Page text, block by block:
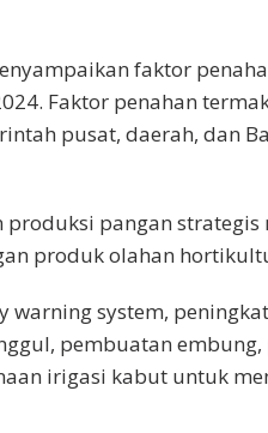
faktor
Faktor penahan
pusat, daerah, dan
produksi pangan
produk olahan
warning system,
pembuatan
irigasi kabut untuk